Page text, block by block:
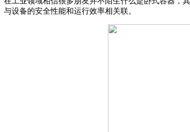
与设备的安全性能和运行效率相关联。